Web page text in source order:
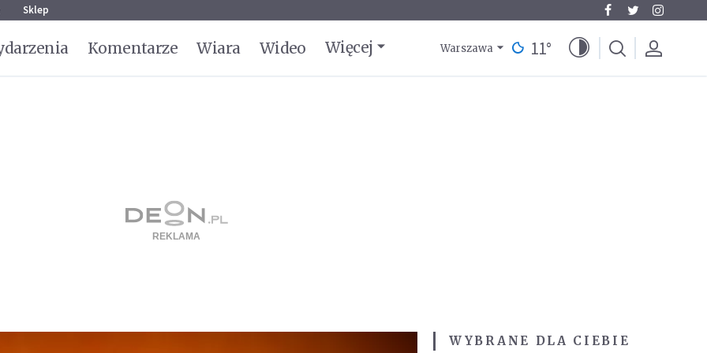
Sklep
Komentarze Wiara Wideo Więcej Warszawa 11°
WYBRANE DLA CIEBIE